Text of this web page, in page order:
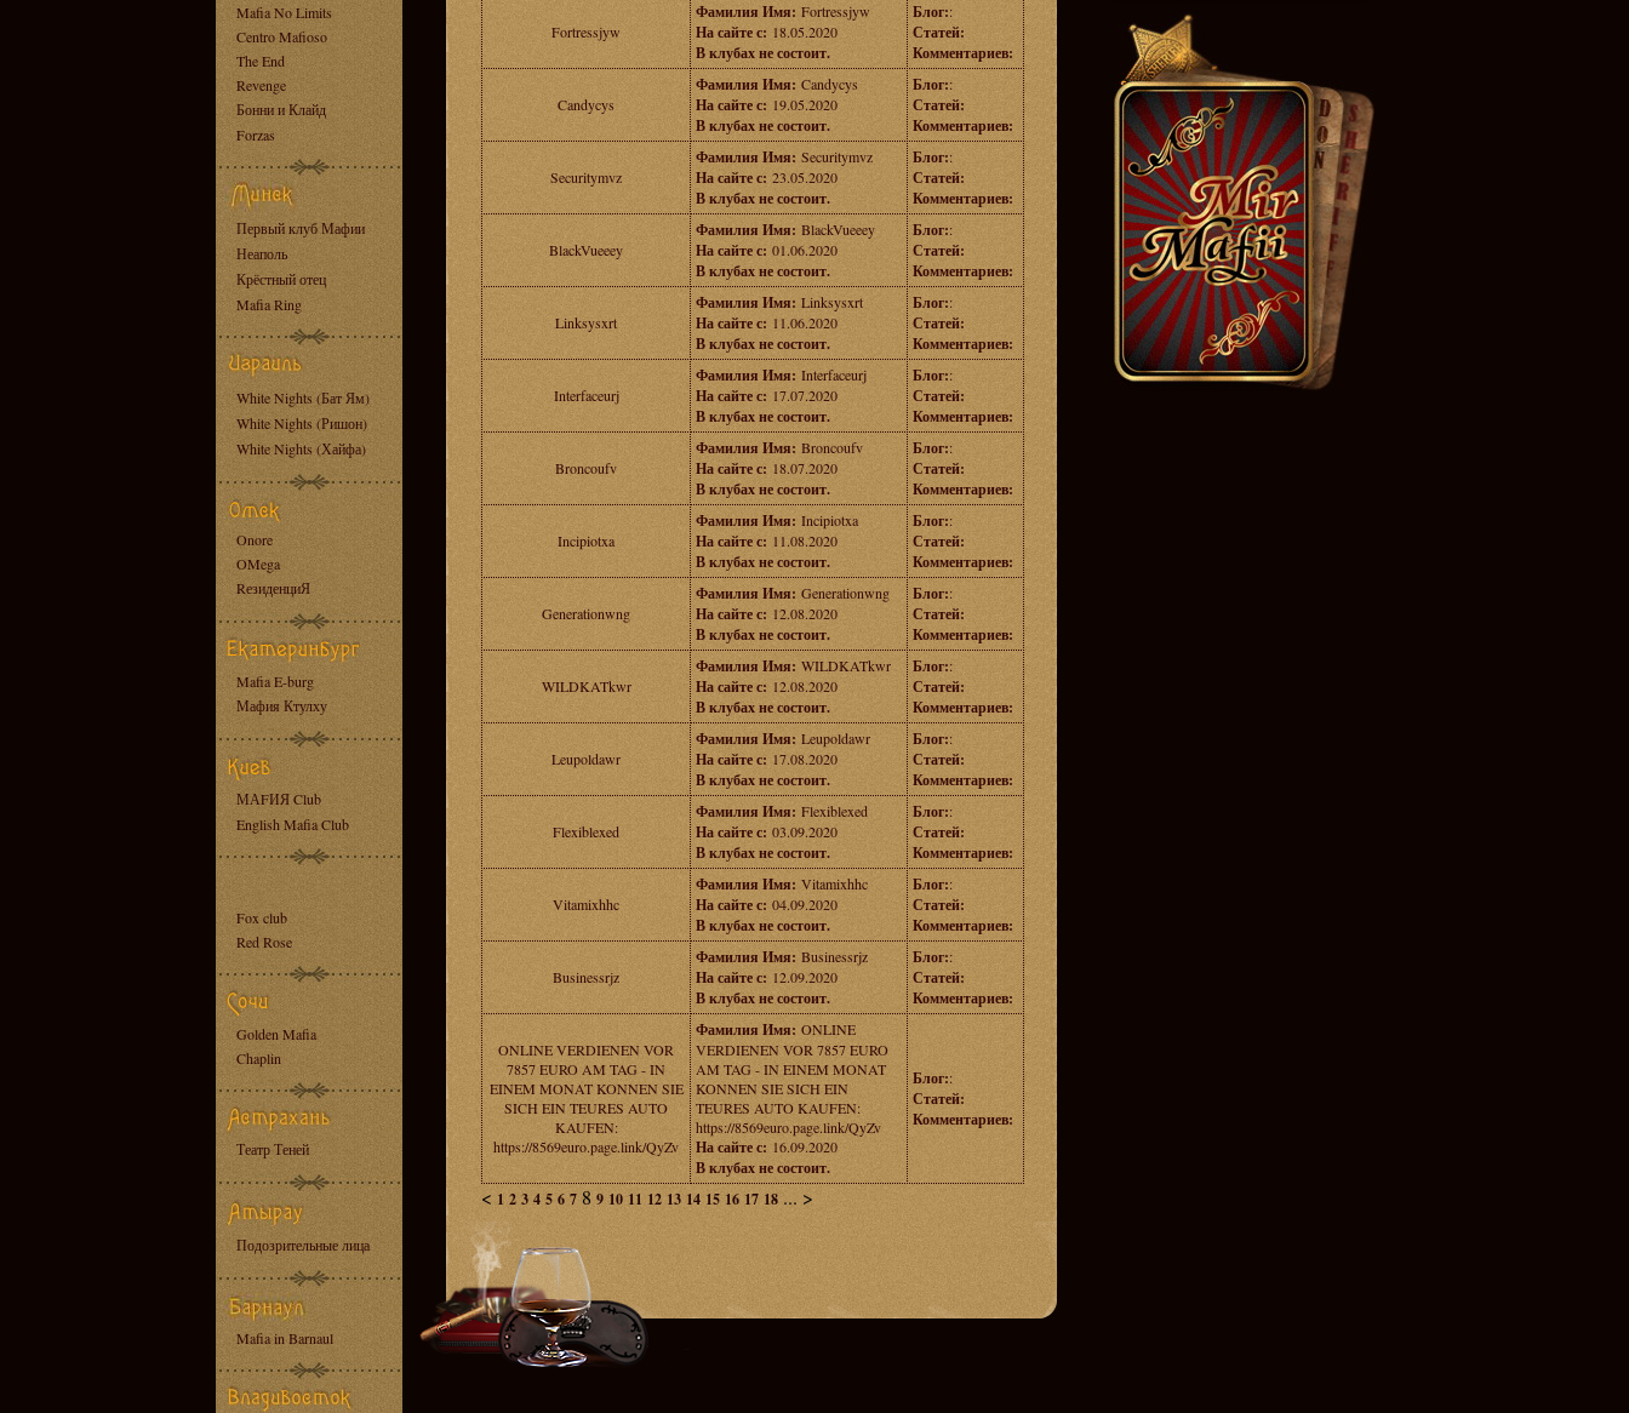
Mafia No Limits
Centro Mafioso
The End
Revenge
Бонни и Клайд
Forzas
Первый клуб Мафии
Неаполь
Крёстный отец
Mafia Ring
White Nights (Бат Ям)
White Nights (Ришон)
White Nights (Хайфа)
Onore
OMega
RезиденциЯ
Mafia E-burg
Мафия Ктулху
МАFИЯ Club
English Mafia Club
Fox club
Red Rose
Golden Mafia
Chaplin
Театр Теней
Подозрительные лица
Mafia in Barnaul
Fortressjyw
Фамилия Имя: Fortressjyw
На сайте с: 18.05.2020
В клубах не состоит.
Блог::
Статей:
Комментариев:
Candycys
Фамилия Имя: Candycys
На сайте с: 19.05.2020
В клубах не состоит.
Блог::
Статей:
Комментариев:
Securitymvz
Фамилия Имя: Securitymvz
На сайте с: 23.05.2020
В клубах не состоит.
Блог::
Статей:
Комментариев:
BlackVueeey
Фамилия Имя: BlackVueeey
На сайте с: 01.06.2020
В клубах не состоит.
Блог::
Статей:
Комментариев:
Linksysxrt
Фамилия Имя: Linksysxrt
На сайте с: 11.06.2020
В клубах не состоит.
Блог::
Статей:
Комментариев:
Interfaceurj
Фамилия Имя: Interfaceurj
На сайте с: 17.07.2020
В клубах не состоит.
Блог::
Статей:
Комментариев:
Broncoufv
Фамилия Имя: Broncoufv
На сайте с: 18.07.2020
В клубах не состоит.
Блог::
Статей:
Комментариев:
Incipiotxa
Фамилия Имя: Incipiotxa
На сайте с: 11.08.2020
В клубах не состоит.
Блог::
Статей:
Комментариев:
Generationwng
Фамилия Имя: Generationwng
На сайте с: 12.08.2020
В клубах не состоит.
Блог::
Статей:
Комментариев:
WILDKATkwr
Фамилия Имя: WILDKATkwr
На сайте с: 12.08.2020
В клубах не состоит.
Блог::
Статей:
Комментариев:
Leupoldawr
Фамилия Имя: Leupoldawr
На сайте с: 17.08.2020
В клубах не состоит.
Блог::
Статей:
Комментариев:
Flexiblexed
Фамилия Имя: Flexiblexed
На сайте с: 03.09.2020
В клубах не состоит.
Блог::
Статей:
Комментариев:
Vitamixhhc
Фамилия Имя: Vitamixhhc
На сайте с: 04.09.2020
В клубах не состоит.
Блог::
Статей:
Комментариев:
Businessrjz
Фамилия Имя: Businessrjz
На сайте с: 12.09.2020
В клубах не состоит.
Блог::
Статей:
Комментариев:
ONLINE VERDIENEN VOR
7857 EURO AM TAG - IN
EINEM MONAT KONNEN SIE
SICH EIN TEURES AUTO
KAUFEN:
https://8569euro.page.link/QyZv
Фамилия Имя: ONLINE
VERDIENEN VOR 7857 EURO
AM TAG - IN EINEM MONAT
KONNEN SIE SICH EIN
TEURES AUTO KAUFEN:
https://8569euro.page.link/QyZv
На сайте с: 16.09.2020
В клубах не состоит.
Блог::
Статей:
Комментариев:
< 1 2 3 4 5 6 7 8 9 10 11 12 13 14 15 16 17 18 ... >